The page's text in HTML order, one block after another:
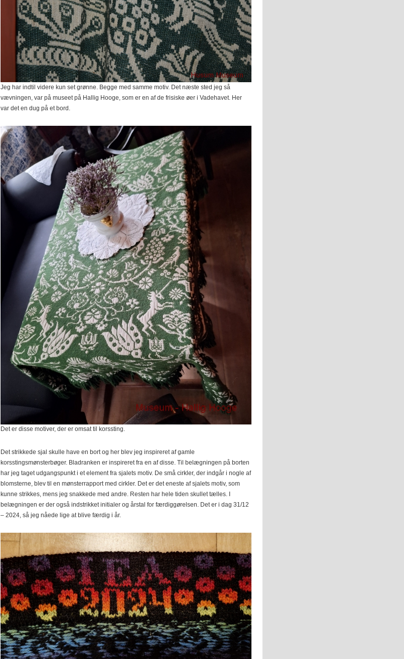
Jeg har indtil videre kun set grønne. Begge med samme motiv. Det næste sted jeg så
vævningen, var på museet på Hallig Hooge, som er en af de frisiske øer i Vadehavet. Her
var det en dug på et bord.
Det er disse motiver, der er omsat til korssting.
Det strikkede sjal skulle have en bort og her blev jeg inspireret af gamle
korsstingsmønsterbøger. Bladranken er inspireret fra en af disse. Til belægningen på borten
har jeg taget udgangspunkt i et element fra sjalets motiv. De små cirkler, der indgår i nogle af
blomsterne, blev til en mønsterrapport med cirkler. Det er det eneste af sjalets motiv, som
kunne strikkes, mens jeg snakkede med andre. Resten har hele tiden skullet tælles. I
belægningen er der også indstrikket initialer og årstal for færdiggørelsen. Det er i dag 31/12
– 2024, så jeg nåede lige at blive færdig i år.